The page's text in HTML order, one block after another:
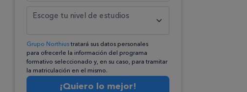
Escoge tu nivel de estudios
Grupo Northiustratará sus datos personales
para ofrecerle la información del programa
formativo seleccionado y, en su caso, para tramitar
la matriculación en el mismo.
Compartiremos su solicitud con las empresas que
conforman elGrupo Northius, con el objeto de
¡Quiero lo mejor!